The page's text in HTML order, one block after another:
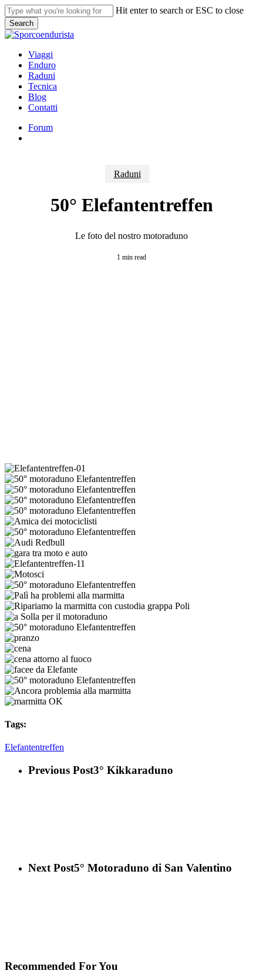
Skip
to
main
content
Hit enter to search or ESC to close
Search
Close
search
Menu
Viaggi
Enduro
Raduni
Tecnica
Blog
Contatti
Forum
Raduni
50° Elefantentreffen
Le foto del nostro motoraduno
1 min read
Elefantentreffen-
01
50°
motoraduno
Elefantentreffen
50°
motoraduno
Elefantentreffen
50°
motoraduno
Elefantentreffen
50°
motoraduno
Elefantentreffen
Amica
dei
motociclisti
50°
motoraduno
Elefantentreffen
Audi
Redbull
gara
tra
moto
e
auto
Elefantentreffen-
11
Motosci
50°
motoraduno
Elefantentreffen
Palì
ha
problemi
alla
marmitta
Ripariamo
la
marmitta
con
custodia
grappa
Poli
a
Solla
per
il
motoraduno
50°
motoraduno
Elefantentreffen
pranzo
cena
cena
attorno
al
fuoco
facee
da
Elefante
50°
motoraduno
Ancora
alla
marmitta
OK
Tags:
Elefantentreffen
Previous Post3° Kikkaraduno
Next Post5° Motoraduno di San Valentino
Recommended For You